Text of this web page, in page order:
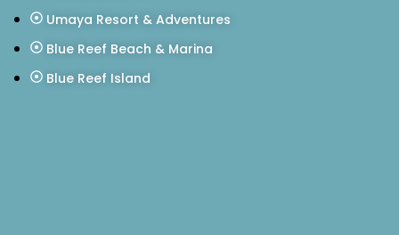
Umaya Resort & Adventures
Blue Reef Beach & Marina
Blue Reef Island